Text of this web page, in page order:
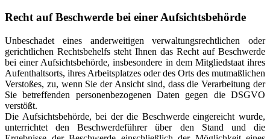
Recht auf Beschwerde bei einer Aufsichtsbehörde
Unbeschadet eines anderweitigen verwaltungsrechtlichen oder
gerichtlichen Rechtsbehelfs steht Ihnen das Recht auf Beschwerde
bei einer Aufsichtsbehörde, insbesondere in dem Mitgliedstaat ihres
Aufenthaltsorts, ihres Arbeitsplatzes oder des Orts des mutmaßlichen
Verstoßes, zu, wenn Sie der Ansicht sind, dass die Verarbeitung der
Sie betreffenden personenbezogenen Daten gegen die DSGVO
verstößt.
Die Aufsichtsbehörde, bei der die Beschwerde eingereicht wurde,
unterrichtet den Beschwerdeführer über den Stand und die